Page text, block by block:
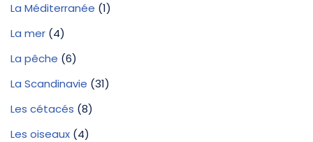
La Méditerranée (1)
La mer (4)
La pêche (6)
La Scandinavie (31)
Les cétacés (8)
Les oiseaux (4)